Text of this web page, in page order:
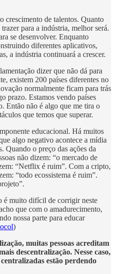
crescimento de talentos. Quanto
para a indústria, melhor será.
se desenvolver. Enquanto
diferentes aplicativos,
a indústria continuará a crescer.
dizer que não dá para
existem 200 países diferentes no
normalmente ficam para trás
prazo. Estamos vendo países
Então não é algo que me tira o
que temos que superar.
educacional. Há muitos
algo negativo acontece a mídia
Quando o preço das ações da
não dizem: “o mercado de
“Netflix é ruim”. Com a cripto,
“todo ecossistema é ruim”.
é muito difícil de corrigir neste
que com o amadurecimento,
nossa parte para educar
)
muitas pessoas acreditam
descentralização. Nesse caso,
estão perdendo